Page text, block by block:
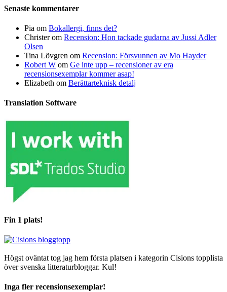
Senaste kommentarer
Pia om Bokallergi, finns det?
Christerom Recension: Hon tackade gudarna av Jussi Adler
Olsen
Tina Lövgren om Recension: Försvunnen av Mo Hayder
Robert W om Ge inte upp – recensioner av era
recensionsexemplar kommer asap!
Elizabeth om Berättarteknisk detalj
Translation Software
Fin 1 plats!
Högst oväntat tog jag hem första platsen i kategorin Cisions topplista
över svenska litteraturbloggar. Kul!
Inga fler recensionsexemplar!